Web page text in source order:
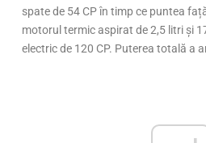
spate de 54 CP în timp ce puntea
motorul termic aspirat de 2,5 litri și
electric de 120 CP. Puterea totală a